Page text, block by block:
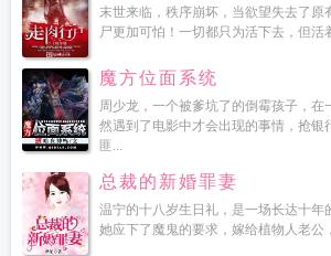
末世来临，秩序崩坏，当欲望失去了原
尸更加可怕！一切都只为活下去，但活
魔方位面系统
周少龙，一个被爹坑了的倒霉孩子，在
然遇到了电影中才会出现的事情，抢银
匪...
总裁的新婚罪妻
温宁的十八岁生日礼，是一场长达十年
她应下了魔鬼的要求，嫁给植物人老公